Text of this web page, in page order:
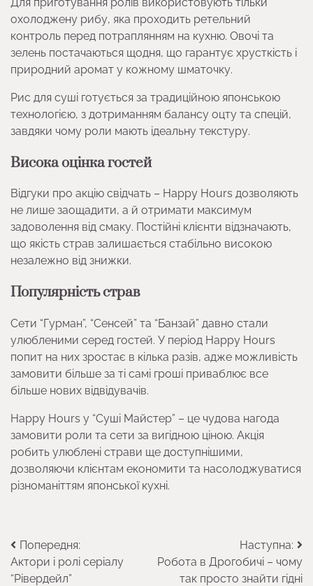
охолоджену рибу, яка проходить ретельний
контроль перед потраплянням на кухню. Овочі та
зелень постачаються щодня, що гарантує хрусткість і
природний аромат у кожному шматочку.
Рис для суші готується за традиційною японською
технологією, з дотриманням балансу оцту та спецій,
завдяки чому роли мають ідеальну текстуру.
Висока оцінка гостей
Відгуки про акцію свідчать – Happy Hours дозволяють
не лише заощадити, а й отримати максимум
задоволення від смаку. Постійні клієнти відзначають,
що якість страв залишається стабільно високою
незалежно від знижки.
Популярність страв
Сети “Гурман”, “Сенсей” та “Банзай” давно стали
улюбленими серед гостей. У період Happy Hours
попит на них зростає в кілька разів, адже можливість
замовити більше за ті самі гроші приваблює все
більше нових відвідувачів.
Happy Hours у “Суші Майстер” – це чудова нагода
замовити роли та сети за вигідною ціною. Акція
робить улюблені страви ще доступнішими,
дозволяючи клієнтам економити та насолоджуватися
різноманіттям японської кухні.
Навігація
записів
Попередня:
Актори і ролі серіалу
“Рівердейл”
Наступна:
Робота в Дрогобичі – чому
так просто знайти гідні